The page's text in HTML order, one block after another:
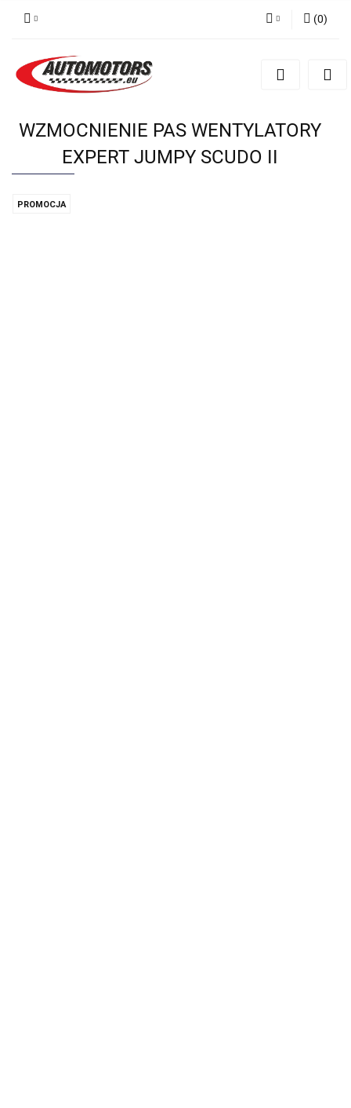
Zarejestruj się
(0)
WZMOCNIENIE PAS WENTYLATORY
EXPERT JUMPY SCUDO II
PROMOCJA